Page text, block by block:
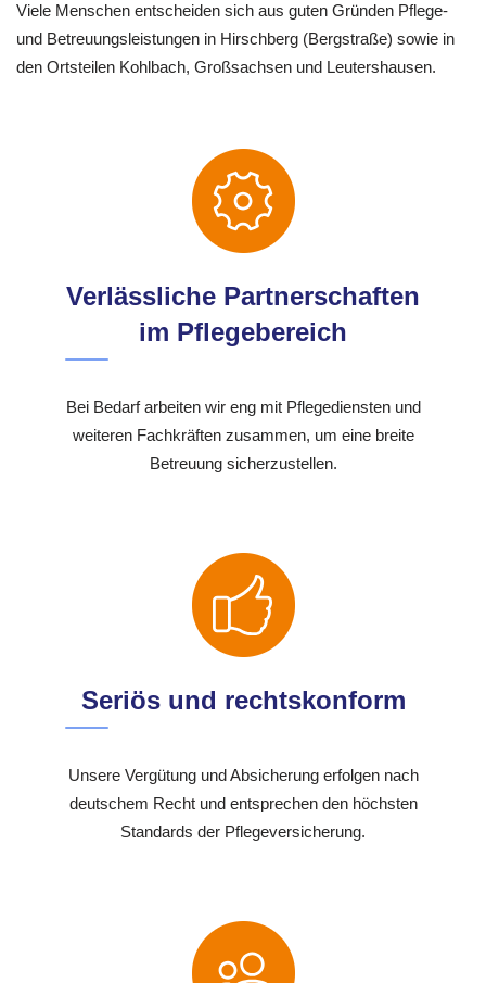
Viele Menschen entscheiden sich aus guten Gründen Pflege-
und Betreuungsleistungen in Hirschberg (Bergstraße) sowie in
den Ortsteilen Kohlbach, Großsachsen und Leutershausen.
Verlässliche Partnerschaften
im Pflegebereich
Bei Bedarf arbeiten wir eng mit Pflegediensten und
weiteren Fachkräften zusammen, um eine breite
Betreuung sicherzustellen.
Seriös und rechtskonform
Unsere Vergütung und Absicherung erfolgen nach
deutschem Recht und entsprechen den höchsten
Standards der Pflegeversicherung.